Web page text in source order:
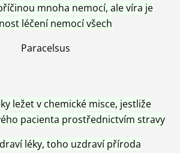
mnoha nemocí, ale víra je
léčení nemocí všech
Paracelsus
ležet v chemické misce, jestliže
pacienta prostřednictvím stravy
léky, toho uzdraví příroda